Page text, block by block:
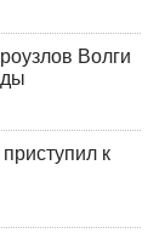
Волги
к